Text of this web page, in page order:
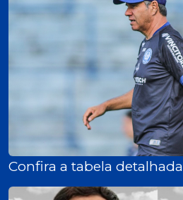
Confira a tabela